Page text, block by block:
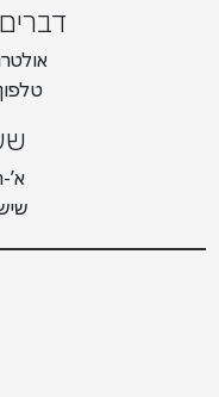
א’-ה’: